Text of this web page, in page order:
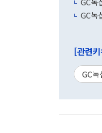
GC녹
[관련
GC